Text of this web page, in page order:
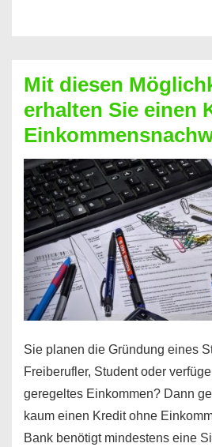
Mit diesen
erhalten Sie einen
Sie planen die Gründung eines
Freiberufler, Student oder
geregeltes Einkommen? Dann
kaum einen Kredit ohne
Bank benötigt mindestens eine